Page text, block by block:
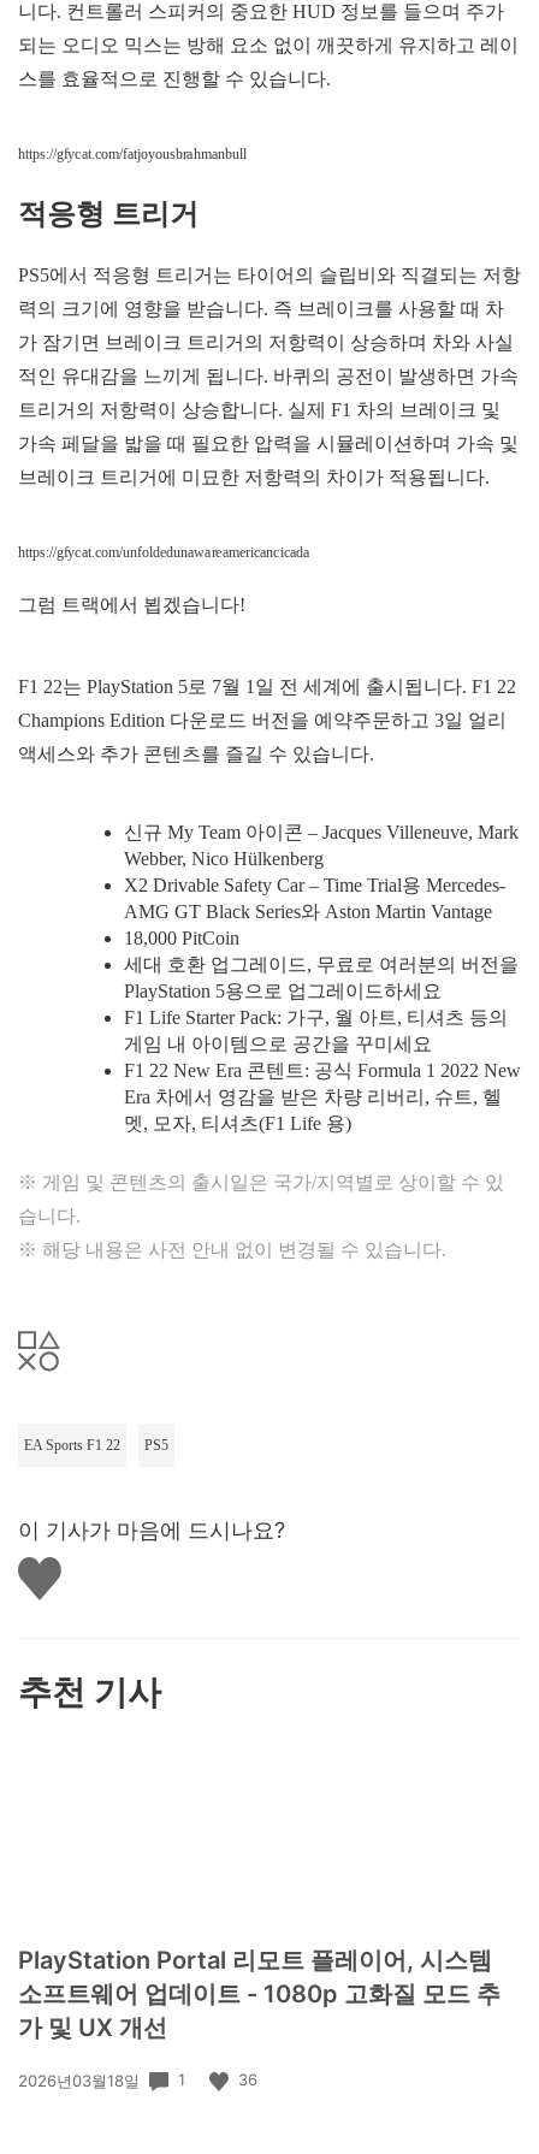
니다. 컨트롤러 스피커의 중요한 HUD 정보를 들으며 주가
되는 오디오 믹스는 방해 요소 없이 깨끗하게 유지하고 레이
스를 효율적으로 진행할 수 있습니다.
https://gfycat.com/fatjoyousbrahmanbull
적응형 트리거
PS5에서 적응형 트리거는 타이어의 슬립비와 직결되는 저항
력의 크기에 영향을 받습니다. 즉 브레이크를 사용할 때 차
가 잠기면 브레이크 트리거의 저항력이 상승하며 차와 사실
적인 유대감을 느끼게 됩니다. 바퀴의 공전이 발생하면 가속
트리거의 저항력이 상승합니다. 실제 F1 차의 브레이크 및
가속 페달을 밟을 때 필요한 압력을 시뮬레이션하며 가속 및
브레이크 트리거에 미묘한 저항력의 차이가 적용됩니다.
https://gfycat.com/unfoldedunawareamericancicada
그럼 트랙에서 뵙겠습니다!
F1 22는 PlayStation 5로 7월 1일 전 세계에 출시됩니다. F1 22
Champions Edition 다운로드 버전을 예약주문하고 3일 얼리
액세스와 추가 콘텐츠를 즐길 수 있습니다.
신규 My Team 아이콘 – Jacques Villeneuve, Mark
Webber, Nico Hülkenberg
X2 Drivable Safety Car – Time Trial용 Mercedes-
AMG GT Black Series와 Aston Martin Vantage
18,000 PitCoin
세대 호환 업그레이드, 무료로 여러분의 버전을
PlayStation 5용으로 업그레이드하세요
F1 Life Starter Pack: 가구, 월 아트, 티셔츠 등의
게임 내 아이템으로 공간을 꾸미세요
F1 22 New Era 콘텐트: 공식 Formula 1 2022 New
Era 차에서 영감을 받은 차량 리버리, 슈트, 헬
멧, 모자, 티셔츠(F1 Life 용)
※ 게임 및 콘텐츠의 출시일은 국가/지역별로 상이할 수 있
습니다.
※ 해당 내용은 사전 안내 없이 변경될 수 있습니다.
EA Sports F1 22 PS5
이 기사가 마음에 드시나요?
좋
아
추천 기사
PlayStation Portal 리모트 플레이어, 시스템
소프트웨어 업데이트 - 1080p 고화질 모드 추
가 및 UX 개선
공
2026년03월18일 1 36